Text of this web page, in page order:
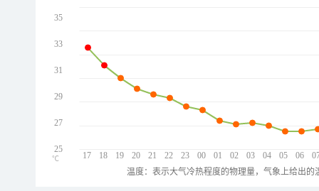
17 18 19 20 21 22 23 00 01 02 03 04 05 06
35
33
31
29
27
25
℃
温度：表示大气冷热程度的物理量，气象上给出